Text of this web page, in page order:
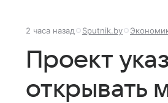
2 часа назад Sputnik.by
Проект
открывать